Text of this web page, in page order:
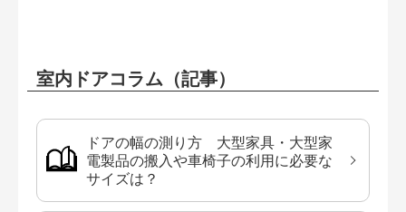
室内ドアコラム（記事）
ドアの幅の測り方 大型家具・大型家
電製品の搬入や車椅子の利用に必要な
サイズは？